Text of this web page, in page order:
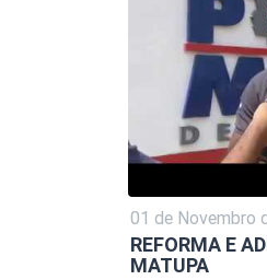
01 de Novembro
REFORMA E
MATUPA